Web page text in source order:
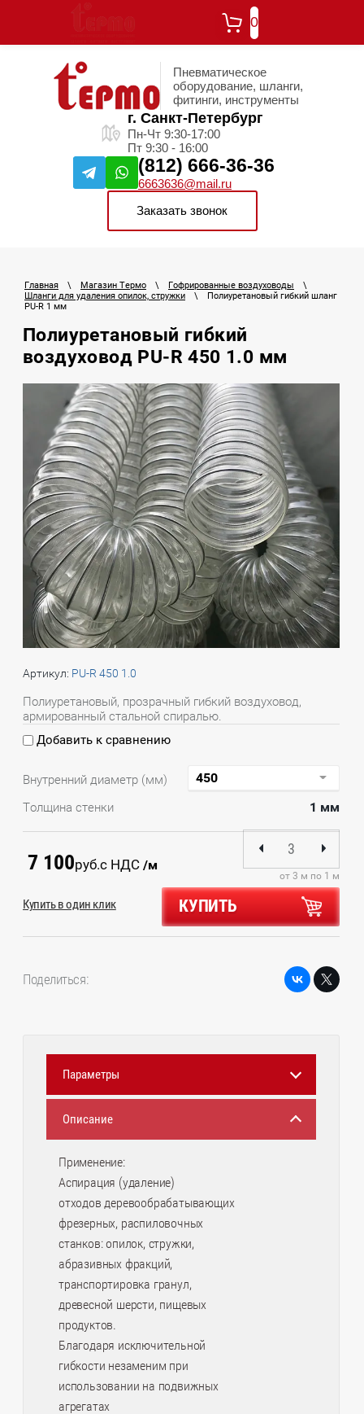
0
Пневматическое
оборудование, шланги,
фитинги, инструменты
г. Санкт-Петербург
Пн-Чт 9:30-17:00
Пт 9:30 - 16:00
(812) 666-36-36
6663636@mail.ru
Заказать звонок
Главная \ Магазин Термо \ Гофрированные воздуховоды
\
Шланги для удаления опилок, стружки
\
Полиуретановый гибкий шланг
PU-R 1 мм
Полиуретановый гибкий
воздуховод PU-R 450 1.0 мм
Артикул: PU-R 450 1.0
Полиуретановый, прозрачный гибкий воздуховод,
армированный стальной спиралью.
Добавить к сравнению
Внутренний диаметр (мм)
Толщина стенки
1 мм
7 100руб.с НДС /м
от 3 м по 1 м
КУПИТЬ
Купить в один клик
Поделиться:
Параметры
Описание
Применение:
Аспирация (удаление)
отходов деревообрабатывающих
фрезерных, распиловочных
станков: опилок, стружки,
абразивных фракций,
транспортировка гранул,
древесной шерсти, пищевых
продуктов.
Благодаря исключительной
гибкости незаменим при
использовании на подвижных
агрегатах